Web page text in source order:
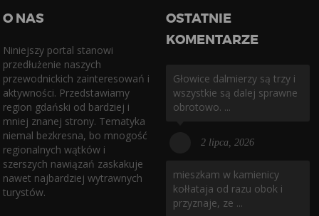
O NAS
Niniejszy portal stanowi
przedłużenie naszych
przewodnickich zainteresowań i
aktywności. Przedstawiamy
region gdański od bardziej i
mniej znanej strony. Tematyka
niemal bezkresna, bo mnogość
regionalnych wątków i
szerszych nawiązań zaskakuje
nawet najbardziej wytrawnych
turystów.
OSTATNIE
KOMENTARZE
Głowice dalmierzy są trzy i
wszystkie są dalej sprawne
obrotowo. ...
2 lipca, 2026
mieszkam w kamienicy
kołłataja od razu obok i
przyznaje, ze ...